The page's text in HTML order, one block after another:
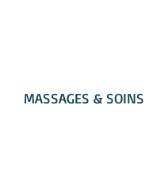
MASSAGES & SOINS